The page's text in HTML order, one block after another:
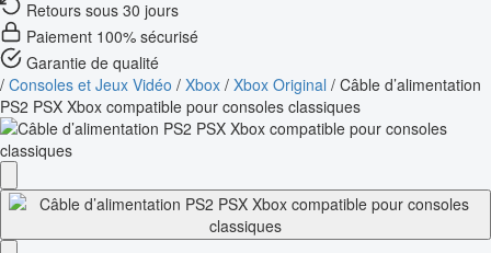
Retours sous 30 jours
Paiement 100% sécurisé
Garantie de qualité
/ Consoles et Jeux Vidéo / Xbox / Xbox Original / Câble d’alimentation
PS2 PSX Xbox compatible pour consoles classiques